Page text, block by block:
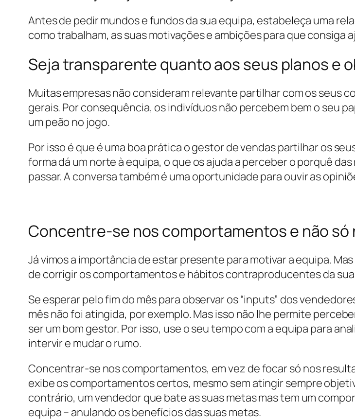
Antes de pedir mundos e fundos da sua equipa, estabeleça uma
como trabalham, as suas motivações e ambições para que consiga
Seja transparente quanto aos seus planos e
Muitas empresas não consideram relevante partilhar com os seus
gerais. Por consequência, os indivíduos não percebem bem o seu
um peão no jogo.
Por isso é que é uma boa prática o gestor de vendas partilhar os
forma dá um norte à equipa, o que os ajuda a perceber oporquê
passar. A conversa também é uma oportunidade para ouvir as
Concentre-se nos comportamentos e não
Já vimos a importância de estar presente para motivar a equipa.
de corrigir os comportamentos e hábitos contraproducentes da
Se esperar pelo fim do mês para observar os “inputs” dos
mês não foi atingida, por exemplo. Mas isso não lhe permite
ser um bom gestor. Por isso, use o seu tempo com a equipa para
intervir e mudar o rumo.
Concentrar-se nos comportamentos, em vez de focar só nos
exibe os comportamentos certos, mesmo sem atingir sempre
contrário, um vendedor que bate as suas metas mas tem um
equipa – anulando os benefícios das suas metas.